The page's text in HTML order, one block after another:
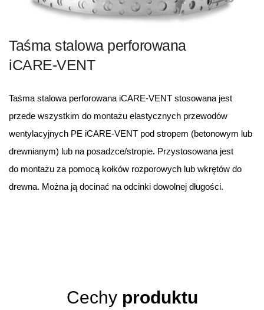
Taśma stalowa perforowana
iCARE-VENT
Taśma stalowa perforowana iCARE-VENT stosowana jest
przede wszystkim do montażu elastycznych przewodów
wentylacyjnych PE iCARE-VENT pod stropem (betonowym lub
drewnianym) lub na posadzce/stropie. Przystosowana jest
do montażu za pomocą kołków rozporowych lub wkrętów do
drewna. Można ją docinać na odcinki dowolnej długości.
Cechy produktu